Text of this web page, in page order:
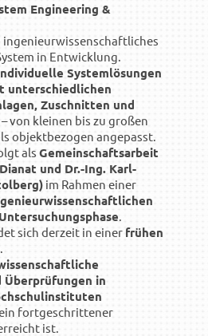
Engineering &
ingenieurwissenschaftliches
in Entwicklung.
Systemlösungen
unterschiedlichen
Zuschnitten und
– von kleinen bis zu großen
objektbezogen angepasst.
als Gemeinschaftsarbeit
und Dr.-Ing. Karl-
im Rahmen einer
.
sich derzeit in einer frühen
.
in
fortgeschrittener
ist.